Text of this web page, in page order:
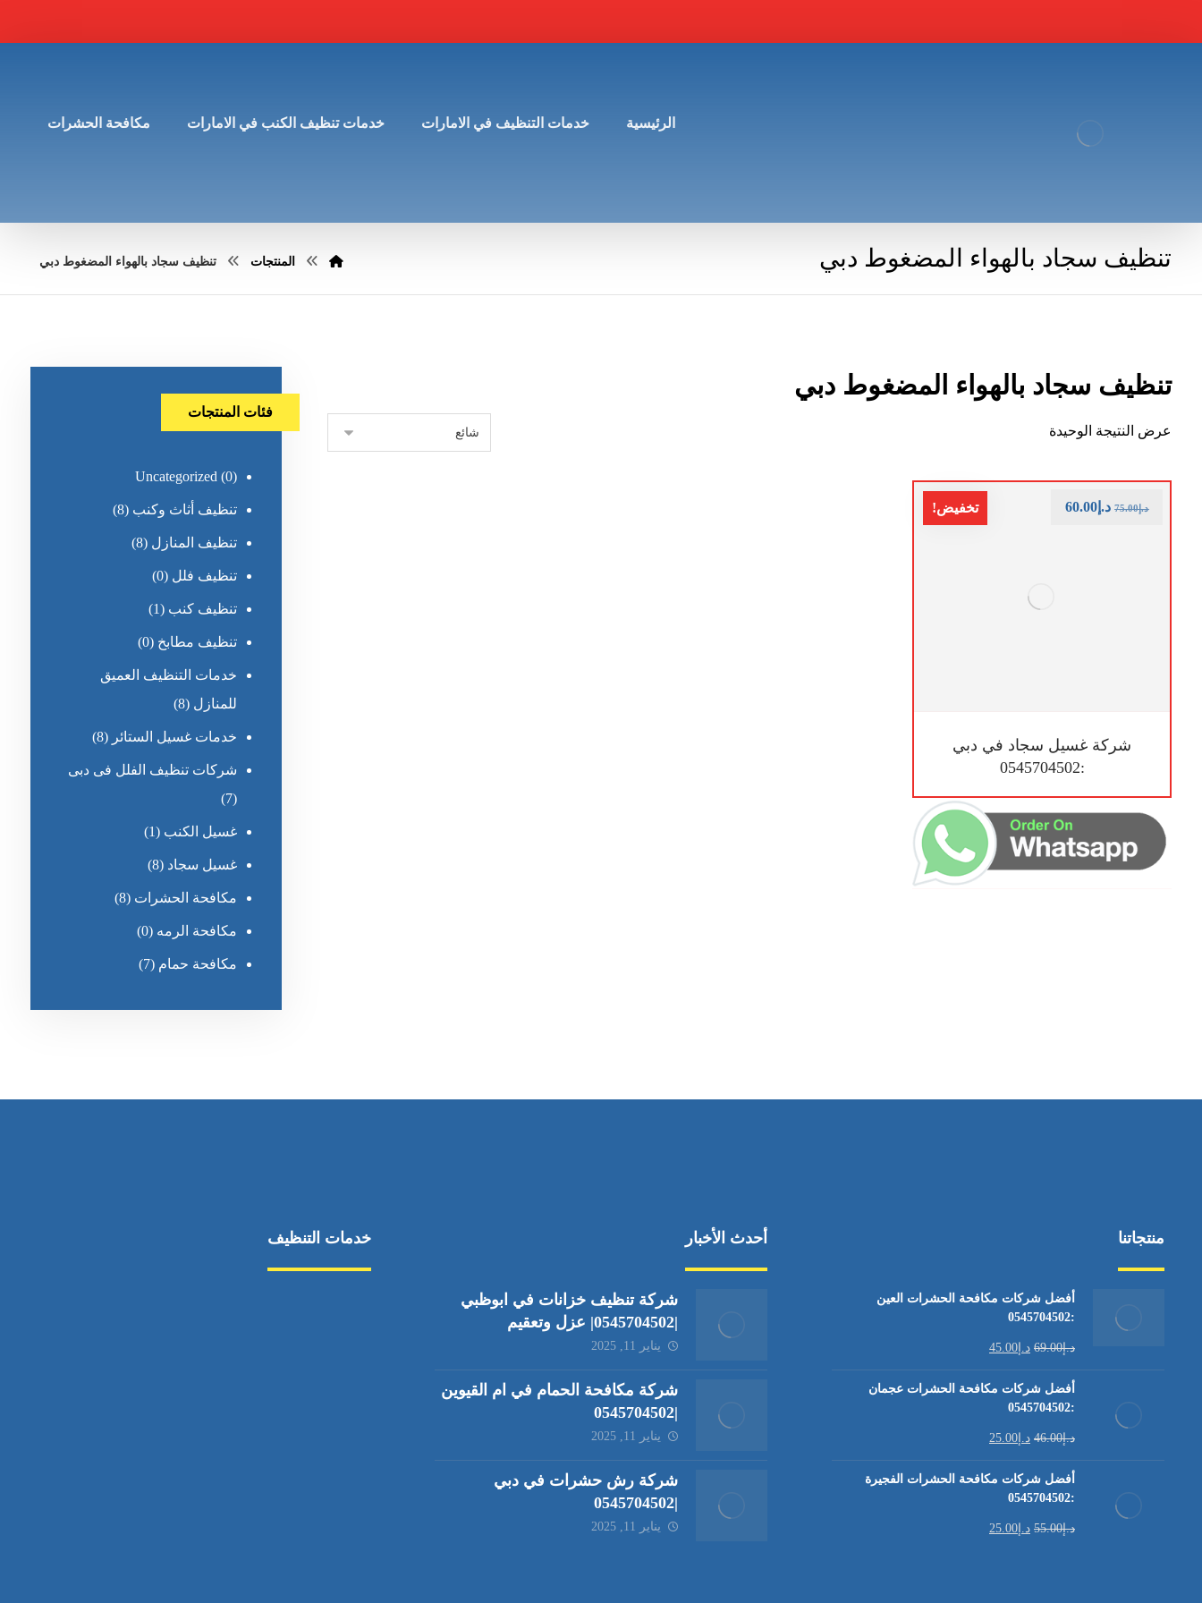
الرئيسية خدمات التنظيف في الامارات خدمات تنظيف الكنب في الامارات مكافحة الحشرات
تنظيف سجاد بالهواء المضغوط دبي المنتجات تنظيف سجاد بالهواء المضغوط دبي
تنظيف سجاد بالهواء المضغوط دبي
عرض النتيجة الوحيدة
تخفيض!
شركة غسيل سجاد في دبي
:0545704502
د.إ75.00 د.إ 60.00
فئات المنتجات
Uncategorized (0)
تنظيف أثاث وكنب (8)
تنظيف المنازل (8)
تنظيف فلل (0)
تنظيف كنب (1)
تنظيف مطابخ (0)
خدمات التنظيف العميق
للمنازل (8)
خدمات غسيل الستائر (8)
شركات تنظيف الفلل فى دبى
(7)
غسيل الكنب (1)
غسيل سجاد (8)
مكافحة الحشرات (8)
مكافحة الرمه (0)
مكافحة حمام (7)
منتجاتنا
أفضل شركات مكافحة الحشرات العين
:0545704502
د.إ69.00 د.إ 45.00
أفضل شركات مكافحة الحشرات عجمان
:0545704502
د.إ46.00 د.إ 25.00
أفضل شركات مكافحة الحشرات الفجيرة
:0545704502
د.إ55.00 د.إ 25.00
أحدث الأخبار
شركة تنظيف خزانات في ابوظبي
|0545704502| عزل وتعقيم
يناير 11, 2025
شركة مكافحة الحمام في ام القيوين
|0545704502
يناير 11, 2025
شركة رش حشرات في دبي
|0545704502
يناير 11, 2025
خدمات التنظيف